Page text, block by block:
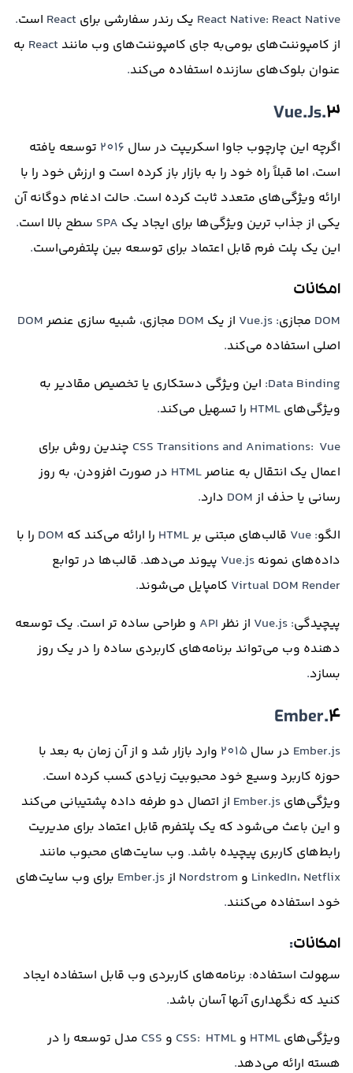
React Native: React Native یک رندر سفارشی برای React است.
از کامپوننت‌های بومی‌به جای کامپوننت‌های وب مانندReact به
عنوان بلوک‌های سازنده استفاده می‌کند.
۳.Vue.Js
اگرچه این چارچوب جاوا اسکریپت در سال 2016 توسعه یافته
است، اما قبلاً راه خود را به بازار باز کرده است و ارزش خود را با
ارائه ویژگی‌های متعدد ثابت کرده است. حالت ادغام دوگانه آن
یکی از جذاب ترین ویژگی‌ها برای ایجاد یک SPA سطح بالا است.
این یک پلت فرم قابل اعتماد برای توسعه بین پلتفرمی‌است.
امکانات
DOM مجازی: Vue.js از یک DOM مجازی، شبیه سازی عنصرDOM
اصلی استفاده می‌کند.
Data Binding: این ویژگی دستکاری یا تخصیص مقادیر به
ویژگی‌های HTML را تسهیل می‌کند.
CSS Transitions and Animations: Vue چندین روش برای
اعمال یک انتقال به عناصرHTML در صورت افزودن، به روز
رسانی یا حذف ازDOM دارد.
الگو: Vue قالب‌های مبتنی برHTML را ارائه می‌کند که DOM را با
داده‌های نمونه Vue.js پیوند می‌دهد. قالب‌ها در توابع
Virtual DOM Render کامپایل می‌شوند.
پیچیدگی: Vue.js از نظرAPI و طراحی ساده تر است. یک توسعه
دهنده وب می‌تواند برنامه‌های کاربردی ساده را در یک روز
بسازد.
۴.Ember
Ember.js در سال 2015 وارد بازار شد و از آن زمان به بعد با
حوزه کاربرد وسیع خود محبوبیت زیادی کسب کرده است.
ویژگی‌های Ember.js از اتصال دو طرفه داده پشتیبانی می‌کند
و این باعث می‌شود که یک پلتفرم قابل اعتماد برای مدیریت
رابط‌های کاربری پیچیده باشد. وب سایت‌های محبوب مانند
LinkedIn، Netflix و Nordstrom ازEmber.js برای وب سایت‌های
خود استفاده می‌کنند.
امکانات:
سهولت استفاده: برنامه‌های کاربردی وب قابل استفاده ایجاد
کنید که نگهداری آنها آسان باشد.
ویژگی‌های HTML و CSS: HTML و CSS مدل توسعه را در
هسته ارائه می‌دهد.